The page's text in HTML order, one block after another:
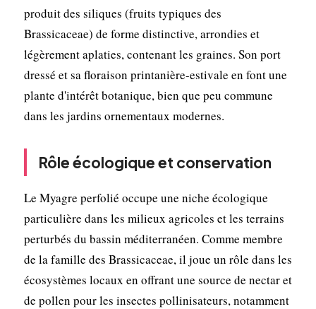
produit des siliques (fruits typiques des
Brassicaceae) de forme distinctive, arrondies et
légèrement aplaties, contenant les graines. Son port
dressé et sa floraison printanière-estivale en font une
plante d'intérêt botanique, bien que peu commune
dans les jardins ornementaux modernes.
Rôle écologique et conservation
Le Myagre perfolié occupe une niche écologique
particulière dans les milieux agricoles et les terrains
perturbés du bassin méditerranéen. Comme membre
de la famille des Brassicaceae, il joue un rôle dans les
écosystèmes locaux en offrant une source de nectar et
de pollen pour les insectes pollinisateurs, notamment